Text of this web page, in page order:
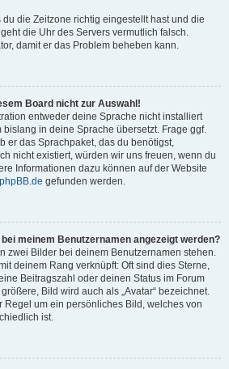
die Zeitzone richtig eingestellt hast und die
die Uhr des Servers vermutlich falsch.
damit er das Problem beheben kann.
Board nicht zur Auswahl!
entweder deine Sprache nicht installiert
in deine Sprache übersetzt. Frage ggf.
er das Sprachpaket, das du benötigst,
nicht existiert, würden wir uns freuen, wenn du
Informationen dazu können auf der Website
phpBB.de gefunden werden.
meinem Benutzernamen angezeigt werden?
zwei Bilder bei deinem Benutzernamen stehen.
deinem Rang verknüpft: Oft sind dies Sterne,
Beitragszahl oder deinen Status im Forum
Bild wird auch als „Avatar“ bezeichnet.
Regel um ein persönliches Bild, welches von
ist.